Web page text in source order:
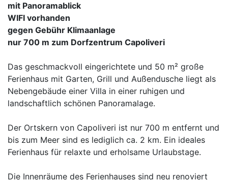
mit Panoramablick
WIFI vorhanden
gegen Gebühr Klimaanlage
nur 700 m zum Dorfzentrum Capoliveri
Das geschmackvoll eingerichtete und 50 m² große
Ferienhaus mit Garten, Grill und Außendusche liegt als
Nebengebäude einer Villa in einer ruhigen und
landschaftlich schönen Panoramalage.
Der Ortskern von Capoliveri ist nur 700 m entfernt und
bis zum Meer sind es lediglich ca. 2 km. Ein ideales
Ferienhaus für relaxte und erholsame Urlaubstage.
Die Innenräume des Ferienhauses sind neu renoviert